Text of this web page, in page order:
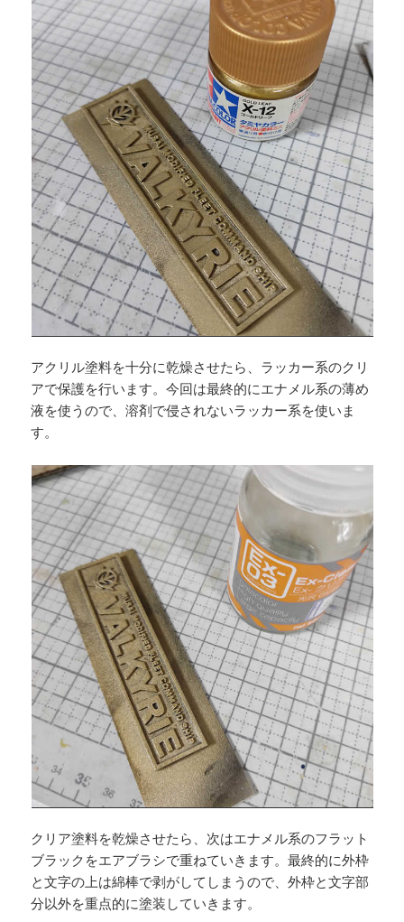
アクリル塗料を十分に乾燥させたら、ラッカー系のクリ
アで保護を行います。今回は最終的にエナメル系の薄め
液を使うので、溶剤で侵されないラッカー系を使いま
す。
クリア塗料を乾燥させたら、次はエナメル系のフラット
ブラックをエアブラシで重ねていきます。最終的に外枠
と文字の上は綿棒で剥がしてしまうので、外枠と文字部
分以外を重点的に塗装していきます。